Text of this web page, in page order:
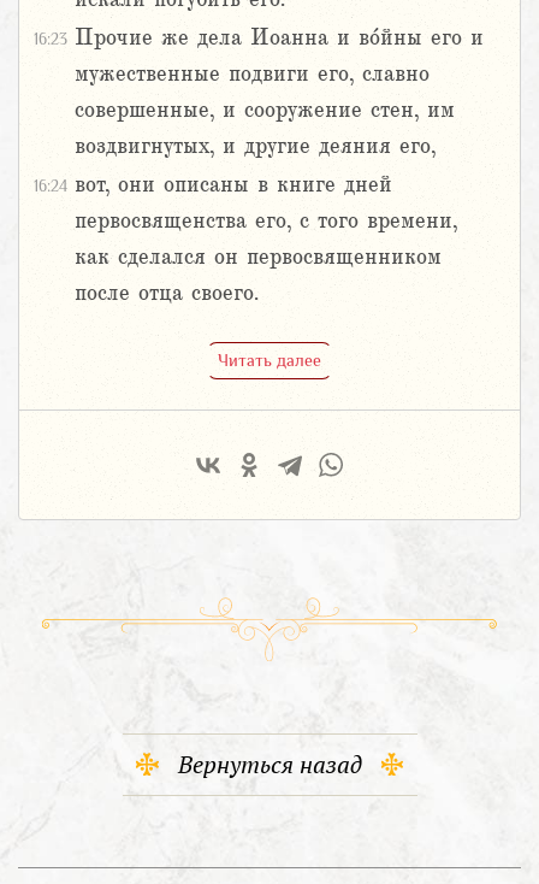
16:23 Прочие же дела Иоанна и во́йны его и
мужественные подвиги его, славно
совершенные, и сооружение стен, им
воздвигнутых, и другие деяния его,
16:24 вот, они описаны в книге дней
первосвященства его, с того времени,
как сделался он первосвященником
после отца своего.
Читать далее
Вернуться назад